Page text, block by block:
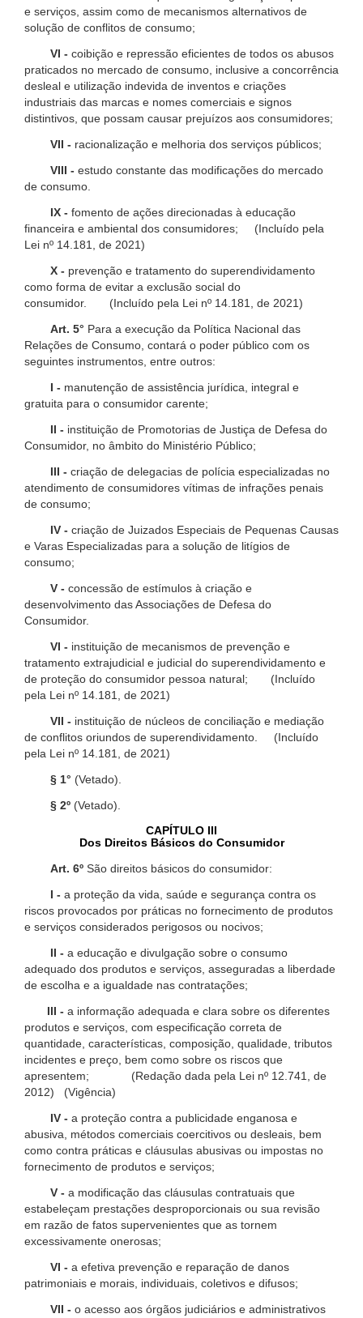
e serviços, assim como de mecanismos alternativos de
solução de conflitos de consumo;
VI - coibição e repressão eficientes de todos os abusos
praticados no mercado de consumo, inclusive a concorrência
desleal e utilização indevida de inventos e criações
industriais das marcas e nomes comerciais e signos
distintivos, que possam causar prejuízos aos consumidores;
VII - racionalização e melhoria dos serviços públicos;
VIII - estudo constante das modificações do mercado
de consumo.
IX - fomento de ações direcionadas à educação
financeira e ambiental dos consumidores; (Incluído pela
Lei nº 14.181, de 2021)
X - prevenção e tratamento do superendividamento
como forma de evitar a exclusão social do
consumidor. (Incluído pela Lei nº 14.181, de 2021)
Art. 5° Para a execução da Política Nacional das
Relações de Consumo, contará o poder público com os
seguintes instrumentos, entre outros:
I - manutenção de assistência jurídica, integral e
gratuita para o consumidor carente;
II - instituição de Promotorias de Justiça de Defesa do
Consumidor, no âmbito do Ministério Público;
III - criação de delegacias de polícia especializadas no
atendimento de consumidores vítimas de infrações penais
de consumo;
IV - criação de Juizados Especiais de Pequenas Causas
e Varas Especializadas para a solução de litígios de
consumo;
V - concessão de estímulos à criação e
desenvolvimento das Associações de Defesa do
Consumidor.
VI - instituição de mecanismos de prevenção e
tratamento extrajudicial e judicial do superendividamento e
de proteção do consumidor pessoa natural; (Incluído
pela Lei nº 14.181, de 2021)
VII - instituição de núcleos de conciliação e mediação
de conflitos oriundos de superendividamento. (Incluído
pela Lei nº 14.181, de 2021)
§ 1° (Vetado).
§ 2º (Vetado).
CAPÍTULO III
Dos Direitos Básicos do Consumidor
Art. 6º São direitos básicos do consumidor:
I - a proteção da vida, saúde e segurança contra os
riscos provocados por práticas no fornecimento de produtos
e serviços considerados perigosos ou nocivos;
II - a educação e divulgação sobre o consumo
adequado dos produtos e serviços, asseguradas a liberdade
de escolha e a igualdade nas contratações;
III - a informação adequada e clara sobre os diferentes
produtos e serviços, com especificação correta de
quantidade, características, composição, qualidade, tributos
incidentes e preço, bem como sobre os riscos que
apresentem; (Redação dada pela Lei nº 12.741, de
2012) (Vigência)
IV - a proteção contra a publicidade enganosa e
abusiva, métodos comerciais coercitivos ou desleais, bem
como contra práticas e cláusulas abusivas ou impostas no
fornecimento de produtos e serviços;
V - a modificação das cláusulas contratuais que
estabeleçam prestações desproporcionais ou sua revisão
em razão de fatos supervenientes que as tornem
excessivamente onerosas;
VI - a efetiva prevenção e reparação de danos
patrimoniais e morais, individuais, coletivos e difusos;
VII - o acesso aos órgãos judiciários e administrativos